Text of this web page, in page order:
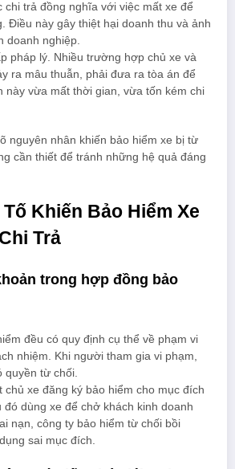
chi trả đồng nghĩa với việc mất xe để
Điều này gây thiệt hại doanh thu và ảnh
doanh nghiệp.
pháp lý. Nhiều trường hợp chủ xe và
ra mâu thuẫn, phải đưa ra tòa án để
này vừa mất thời gian, vừa tốn kém chi
nguyên nhân khiến bảo hiểm xe bị từ
cần thiết để tránh những hệ quả đáng
Khiến Bảo Hiểm Xe
Trả
trong hợp đồng bảo
đều có quy định cụ thể về phạm vi
nhiệm. Khi người tham gia vi phạm,
quyền từ chối.
chủ xe đăng ký bảo hiểm cho mục đích
dùng xe để chở khách kinh doanh
nạn, công ty bảo hiểm từ chối bồi
sai mục đích.